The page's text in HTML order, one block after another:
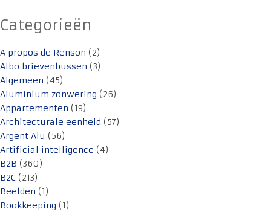
Categorieën
A propos de Renson (2)
Albo brievenbussen (3)
Algemeen (45)
Aluminium zonwering (26)
Appartementen (19)
Architecturale eenheid (57)
Argent Alu (56)
Artificial intelligence (4)
B2B (360)
B2C (213)
Beelden (1)
Bookkeeping (1)